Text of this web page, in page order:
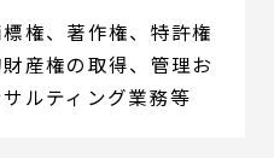
権、著作権、特許権
産権の取得、管理お
ルティング業務等